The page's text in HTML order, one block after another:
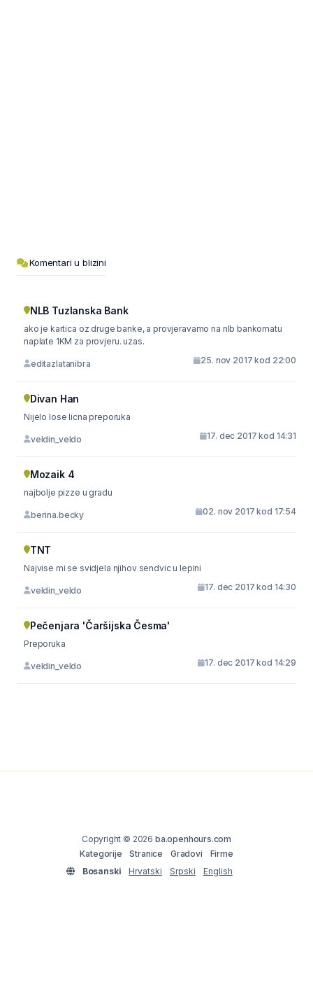
Komentari u blizini
NLB Tuzlanska Bank
ako je kartica oz druge banke, a provjeravamo na nlb bankomatu
naplate 1KM za provjeru. uzas.
editazlatanibra 25. nov 2017 kod 22:00
Divan Han
Nijelo lose licna preporuka
veldin_veldo 17. dec 2017 kod 14:31
Mozaik 4
najbolje pizze u gradu
berina.becky 02. nov 2017 kod 17:54
TNT
Najvise mi se svidjela njihov sendvic u lepini
veldin_veldo 17. dec 2017 kod 14:30
Pečenjara 'Čaršijska Česma'
Preporuka
veldin_veldo 17. dec 2017 kod 14:29
Copyright © 2026 ba.openhours.com
Kategorije
Stranice Gradovi
Firme
Bosanski
Hrvatski Srpski English